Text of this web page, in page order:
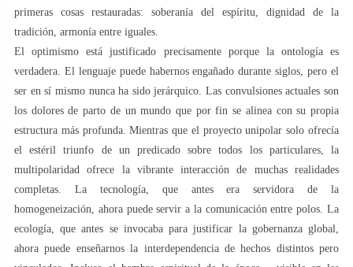
primeras cosas restauradas: soberanía del espíritu, dignidad de la
tradición, armonía entre iguales.
El optimismo está justificado precisamente porque la ontología es
verdadera. El lenguaje puede habernos engañado durante siglos, pero el
ser en sí mismo nunca ha sido jerárquico. Las convulsiones actuales son
los dolores de parto de un mundo que por fin se alinea con su propia
estructura más profunda. Mientras que el proyecto unipolar solo ofrecía
el estéril triunfo de un predicado sobre todos los particulares, la
multipolaridad ofrece la vibrante interacción de muchas realidades
completas. La tecnología, que antes era servidora de la
homogeneización, ahora puede servir a la comunicación entre polos. La
ecología, que antes se invocaba para justificar la gobernanza global,
ahora puede enseñarnos la interdependencia de hechos distintos pero